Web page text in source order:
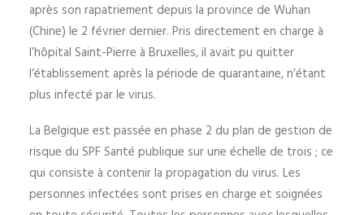
après son rapatriement depuis la province de Wuhan
(Chine) le 2 février dernier. Pris directement en charge à
l’hôpital Saint-Pierre à Bruxelles, il avait pu quitter
l’établissement après la période de quarantaine, n’étant
plus infecté par le virus.
La Belgique est passée en phase 2 du plan de gestion de
risque du SPF Santé publique sur une échelle de trois ; ce
qui consiste à contenir la propagation du virus. Les
personnes infectées sont prises en charge et soignées